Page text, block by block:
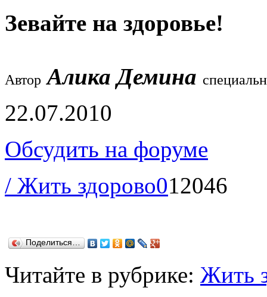
Зевайте на здоровье!
Автор Алика Демина
22.07.2010
Обсудить на форуме
/ Жить здорово012046
Поделиться…
Читайте в рубрике: Жить